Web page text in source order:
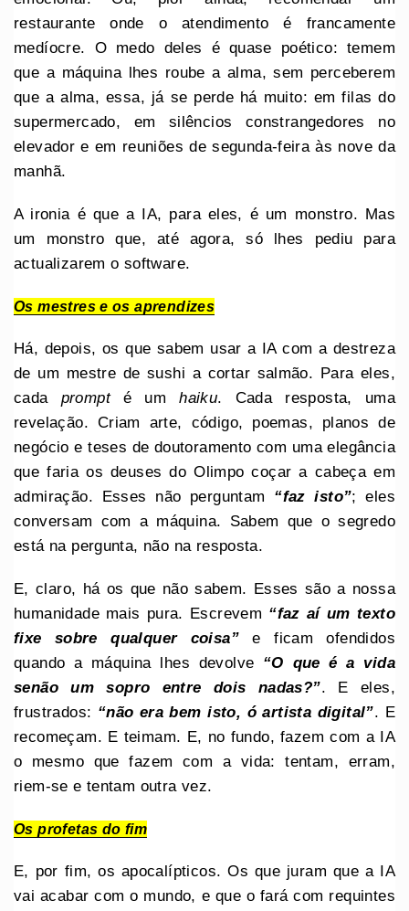
restaurante onde o atendimento é francamente
medíocre. O medo deles é quase poético: temem
que a máquina lhes roube a alma, sem perceberem
que a alma, essa, já se perde há muito: em filas do
supermercado, em silêncios constrangedores no
elevador e em reuniões de segunda-feira às nove da
manhã.
A ironia é que a IA, para eles, é um monstro. Mas
um monstro que, até agora, só lhes pediu para
actualizarem o software.
Os mestres e os aprendizes
Há, depois, os que sabem usar a IA com a destreza
de um mestre de sushi a cortar salmão. Para eles,
cada prompté umhaiku. Cada resposta, uma
revelação. Criam arte, código, poemas, planos de
negócio e teses de doutoramento com uma elegância
que faria os deuses do Olimpo coçar a cabeça em
admiração. Esses não perguntam “faz isto”; eles
conversam com a máquina. Sabem que o segredo
está na pergunta, não na resposta.
E, claro, há os que não sabem. Esses são a nossa
humanidade mais pura. Escrevem “faz aí um texto
fixe sobre qualquer coisa” e ficam ofendidos
quando a máquina lhes devolve “O que é a vida
senão um sopro entre dois nadas?”. E eles,
frustrados: “não era bem isto, ó artista digital”. E
recomeçam. E teimam. E, no fundo, fazem com a IA
o mesmo que fazem com a vida: tentam, erram,
riem-se e tentam outra vez.
Os profetas do fim
E, por fim, os apocalípticos. Os que juram que a IA
vai acabar com o mundo, e que o fará com requintes